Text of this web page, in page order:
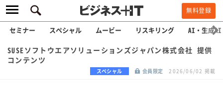
無料登録
セミナー スペシャル ムービー リスキリング AI・生成AI
SUSEソフトウエアソリューションズジャパン株式会社 提供
コンテンツ
スペシャル 会員限定 2026/06/02 掲載